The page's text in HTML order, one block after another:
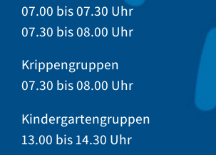
07.00 bis 07.30 Uhr
07.30 bis 08.00 Uhr
Krippengruppen
07.30 bis 08.00 Uhr
Kindergartengruppen
13.00 bis 14.30 Uhr